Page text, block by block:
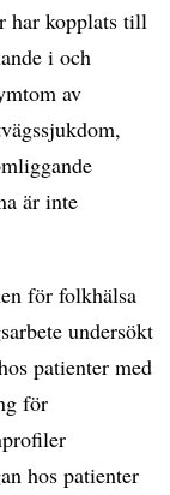
har kopplats till
i och
av
är inte
för folkhälsa
undersökt
patienter med
för
hos patienter